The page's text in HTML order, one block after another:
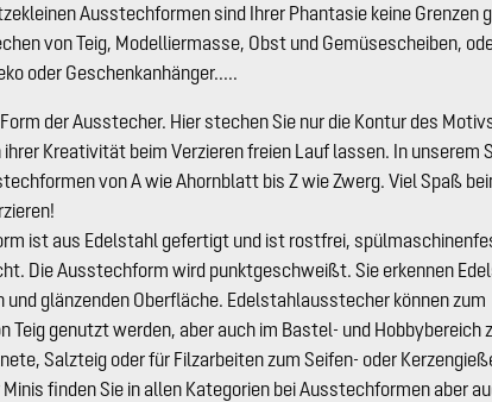
Ausstechformen sind Ihrer Phantasie keine Grenzen
von Teig, Modelliermasse, Obst und Gemüsescheiben,
oder Geschenkanhänger.....
der Ausstecher. Hier stechen Sie nur die Kontur des
ihrer Kreativität beim Verzieren freien Lauf lassen. In unserem
von A wie Ahornblatt bis Z wie Zwerg. Viel Spaß
ist aus Edelstahl gefertigt und ist rostfrei,
Die Ausstechform wird punktgeschweißt. Sie erkennen
und glänzenden Oberfläche. Edelstahlausstecher können zum
Teig genutzt werden, aber auch im Bastel- und Hobbybereich
Salzteig oder für Filzarbeiten zum Seifen- oder
finden Sie in allen Kategorien bei Ausstechformen aber